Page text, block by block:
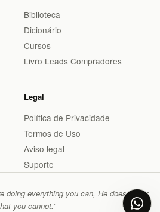
Biblioteca
Dicionário
Cursos
Livro Leads Compradores
Legal
Política de Privacidade
Termos de Uso
Aviso legal
Suporte
doing everything you can, He does things
you cannot.’